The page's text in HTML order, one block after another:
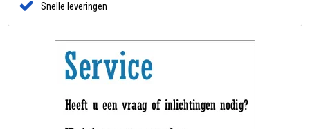
Snelle leveringen